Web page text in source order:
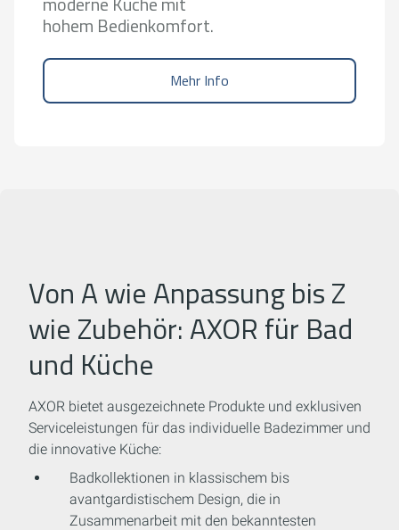
hohem Bedienkomfort.
Mehr Info
Von A wie Anpassung bis Z
wie Zubehör: AXOR für Bad
und Küche
AXOR bietet ausgezeichnete Produkte und exklusiven
Serviceleistungen für das individuelle Badezimmer und
die innovative Küche:
Badkollektionen in klassischem bis
avantgardistischem Design, die in
Zusammenarbeit mit den bekanntesten